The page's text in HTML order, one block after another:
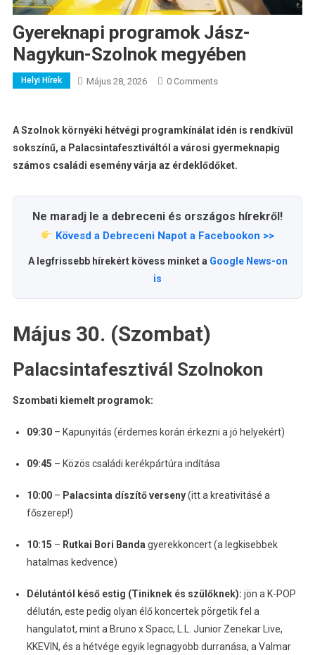
Gyereknapi programok Jász-
Nagykun-Szolnok megyében
Helyi Hírek Május 28, 2026 0 Comments
A Szolnok környéki hétvégi programkínálat idén is rendkívül
sokszínű, a Palacsintafesztiváltól a városi gyermeknapig
számos családi esemény várja az érdeklődőket.
Ne maradj le a debreceni és országos hírekről!
Kövesd a Debreceni Napot a Facebookon >>
A legfrissebb hírekért kövess minket a Google News-on
is
Május 30. (Szombat)
Palacsintafesztivál Szolnokon
Szombati kiemelt programok:
09:30– Kapunyitás (érdemes korán érkezni a jó helyekért)
09:45 – Közös családi kerékpártúra indítása
10:00– Palacsinta díszítő verseny(itt a kreativitásé a
főszerep!)
10:15 – Rutkai Bori Banda gyerekkoncert (a legkisebbek
hatalmas kedvence)
Délutántól késő estig (Tiniknek és szülőknek): jön a K-POP
délután, este pedig olyan élő koncertek pörgetik fel a
hangulatot, mint a Bruno x Spacc, L.L. Junior Zenekar Live,
KKEVIN, és a hétvége egyik legnagyobb durranása, a Valmar